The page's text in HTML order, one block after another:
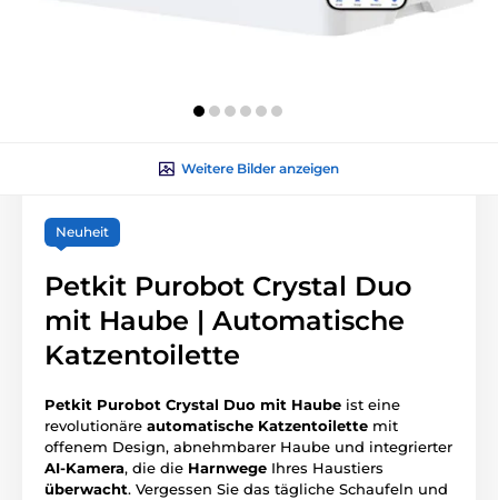
Weitere Bilder anzeigen
Neuheit
Petkit Purobot Crystal Duo
mit Haube | Automatische
Katzentoilette
Petkit Purobot Crystal Duo mit Haube ist eine
revolutionäre automatische Katzentoilette mit
offenem Design, abnehmbarer Haube und integrierter
AI-Kamera, die die Harnwege Ihres Haustiers
überwacht. Vergessen Sie das tägliche Schaufeln und